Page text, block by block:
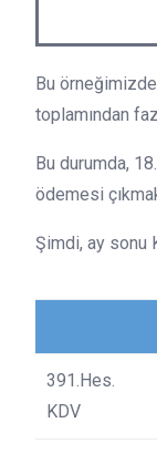
Bu
toplamından
Bu durumda,
ödemesi
Şimdi, ay sonu
391.Hes.
KDV